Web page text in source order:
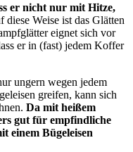
er nicht nur mit Hitze,
diese Weise ist das Glätten
eignet sich vor
er in (fast) jedem Koffer
ungern wegen jedem
greifen, kann sich
Da mit heißem
gut für empfindliche
einem Bügeleisen